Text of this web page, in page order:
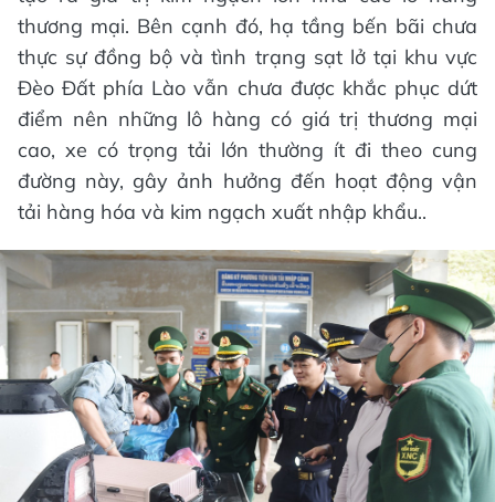
thương mại. Bên cạnh đó, hạ tầng bến bãi chưa
thực sự đồng bộ và tình trạng sạt lở tại khu vực
Đèo Đất phía Lào vẫn chưa được khắc phục dứt
điểm nên những lô hàng có giá trị thương mại
cao, xe có trọng tải lớn thường ít đi theo cung
đường này, gây ảnh hưởng đến hoạt động vận
tải hàng hóa và kim ngạch xuất nhập khẩu..